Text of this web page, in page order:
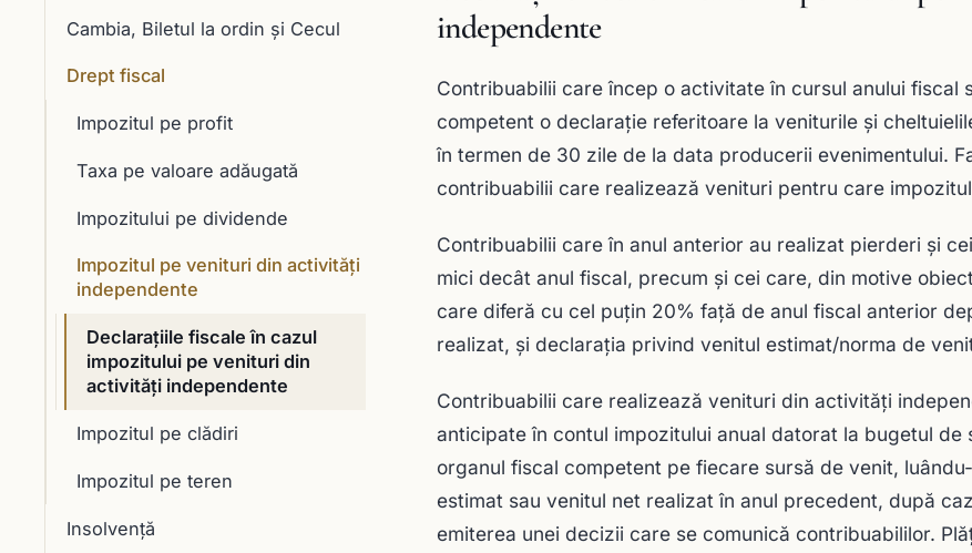
Cambia, Biletul la ordin și Cecul
Drept fiscal
Impozitul pe profit
Taxa pe valoare adăugată
Impozitului pe dividende
Impozitul pe venituri din activități
independente
Declarațiile fiscale în cazul
impozitului pe venituri din
activități independente
Impozitul pe clădiri
Impozitul pe teren
Insolvență
independente
Contribuabilii care încep o activitate în cursul anului fiscal
competent o declaraţie referitoare la veniturile şi
în termen de 30 zile de la data producerii evenimentului.
contribuabilii care realizează venituri pentru care
Contribuabilii care în anul anterior au realizat pierderi și
mici decât anul fiscal, precum și cei care, din motive
care diferă cu cel puțin 20% față de anul fiscal anterior
realizat, și declarația privind venitul estimat/norma de
Contribuabilii care realizează venituri din activități
anticipate în contul impozitului anual datorat la bugetul
organul fiscal competent pe fiecare sursă de venit,
estimat sau venitul net realizat în anul precedent, după
emiterea unei decizii care se comunică contribuabililor.